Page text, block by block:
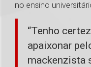
no ensino
“Tenho
apaixonar
mackenzista